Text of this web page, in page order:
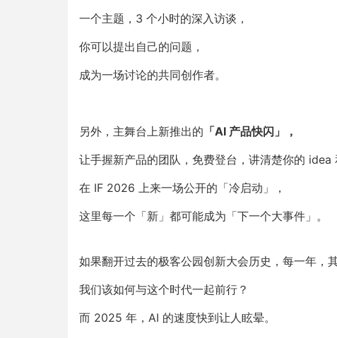
一个主题，3 个小时的深入访谈，
你可以提出自己的问题，
成为一场讨论的共同创作者。
另外，主舞台上新推出的 「AI 产品快闪」
，
让手握新产品的团队，免费登台，讲清楚你的 idea
在 IF 2026 上来一场公开的「冷启动」，
这里每一个「新」都可能成为「下一个大事件」。
如果翻开过去的极客公园创新大会历史，每一年，
我们该如何与这个时代一起前行？
而 2025 年，AI 的速度快到让人眩晕。